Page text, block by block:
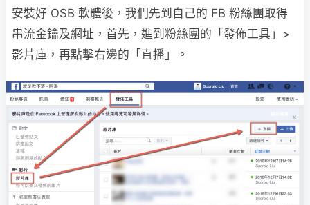
安裝好 OSB 軟體後，我們先到自己的 FB 粉絲團取得
串流金鑰及網址，首先，進到粉絲團的「發佈工具」>
影片庫，再點擊右邊的「直播」。